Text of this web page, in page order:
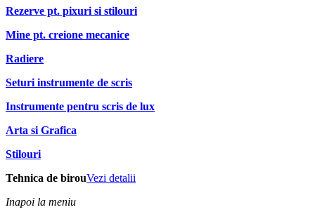
Rezerve pt. pixuri si stilouri
Mine pt. creione mecanice
Radiere
Seturi instrumente de scris
Instrumente pentru scris de lux
Arta si Grafica
Stilouri
Tehnica de birouVezi detalii
Inapoi la meniu